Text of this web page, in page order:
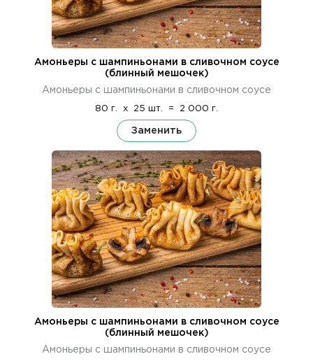
Амоньеры с шампиньонами в сливочном соусе
(блинный мешочек)
Амоньеры с шампиньонами в сливочном соусе
80 г. x 25 шт. = 2 000 г.
Заменить
Амоньеры с шампиньонами в сливочном соусе
(блинный мешочек)
Амоньеры с шампиньонами в сливочном соусе